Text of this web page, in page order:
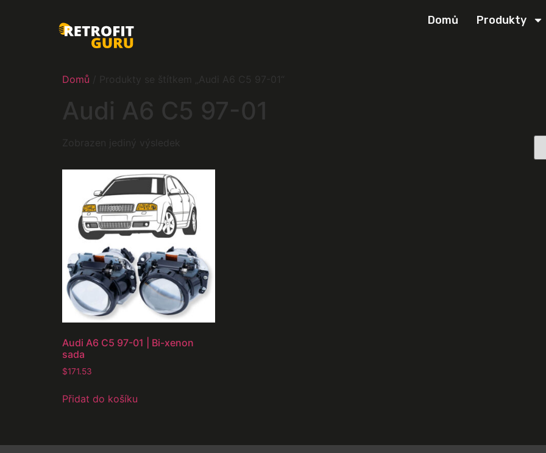
Domů Produkty
Domů / Produkty se štítkem „Audi A6 C5 97-01“
Audi A6 C5 97-01
Zobrazen jediný výsledek
Audi A6 C5 97-01 | Bi-xenon
sada
$171.53
Přidat do košíku